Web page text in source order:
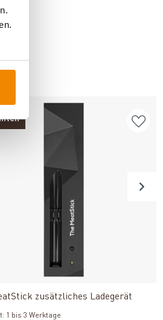
zusätzliches Ladegerät
1 bis 3 Werktage